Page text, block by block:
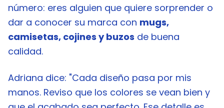
número: eres alguien que quiere sorprender o
dar a conocer su marca con mugs,
camisetas, cojines y buzos de buena
calidad.
Adriana dice: "Cada diseño pasa por mis
manos. Reviso que los colores se vean bien y